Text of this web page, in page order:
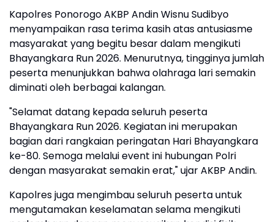
Kapolres Ponorogo AKBP Andin Wisnu Sudibyo
menyampaikan rasa terima kasih atas antusiasme
masyarakat yang begitu besar dalam mengikuti
Bhayangkara Run 2026. Menurutnya, tingginya jumlah
peserta menunjukkan bahwa olahraga lari semakin
diminati oleh berbagai kalangan.
"Selamat datang kepada seluruh peserta
Bhayangkara Run 2026. Kegiatan ini merupakan
bagian dari rangkaian peringatan Hari Bhayangkara
ke-80. Semoga melalui event ini hubungan Polri
dengan masyarakat semakin erat," ujar AKBP Andin.
Kapolres juga mengimbau seluruh peserta untuk
mengutamakan keselamatan selama mengikuti